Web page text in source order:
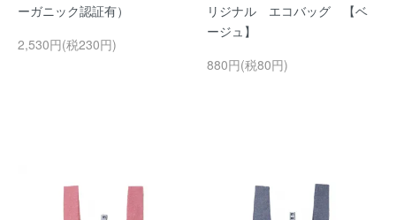
ーガニック認証有）
2,530円(税230円)
リジナル エコバッグ 【ベ
ージュ】
880円(税80円)